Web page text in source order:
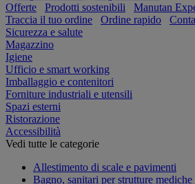
Offerte Prodotti sostenibili
Manutan
Traccia il tuo ordine
Ordine rapido
Sicurezza e salute
Magazzino
Igiene
Ufficio e smart working
Imballaggio e contenitori
Forniture industriali e utensili
Spazi esterni
Ristorazione
Accessibilità
Vedi tutte le categorie
Allestimento di scale e pavimenti
Bagno, sanitari per strutture mediche